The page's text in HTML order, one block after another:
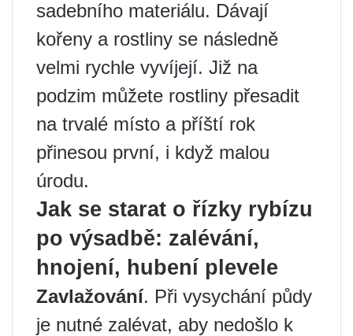
sadebního materiálu. Dávají
kořeny a rostliny se následně
velmi rychle vyvíjejí. Již na
podzim můžete rostliny přesadit
na trvalé místo a příští rok
přinesou první, i když malou
úrodu.
Jak se starat o řízky rybízu
po výsadbě: zalévání,
hnojení, hubení plevele
Zavlažování. Při vysychání půdy
je nutné zalévat, aby nedošlo k